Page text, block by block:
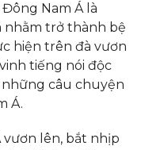
Nam Á là
nhằm trở thành bệ
hiện trên đà vươn
tiếng nói độc
những câu chuyện
Á.
vươn lên, bắt nhịp